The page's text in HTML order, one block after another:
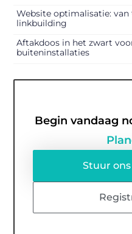
Website optimalisatie:
linkbuilding
Aftakdoos in het zwart
buiteninstallaties
Begin vandaag
Stuur